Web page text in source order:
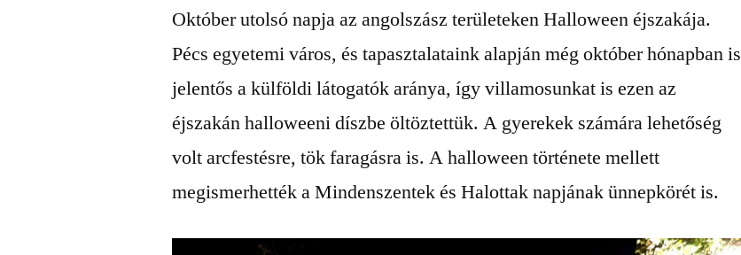
Október utolsó napja az angolszász területeken Halloween éjszakája.
Pécs egyetemi város, és tapasztalataink alapján még október hónapban is
jelentős a külföldi látogatók aránya, így villamosunkat is ezen az
éjszakán halloweeni díszbe öltöztettük. A gyerekek számára lehetőség
volt arcfestésre, tök faragásra is. A halloween története mellett
megismerhették a Mindenszentek és Halottak napjának ünnepkörét is.